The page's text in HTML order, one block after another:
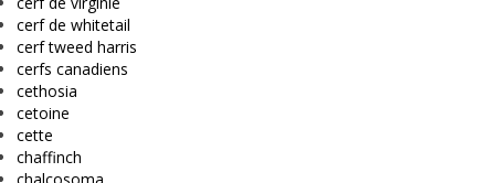
cerf de whitetail
cerf tweed harris
cerfs canadiens
cethosia
cetoine
cette
chaffinch
chalcosoma